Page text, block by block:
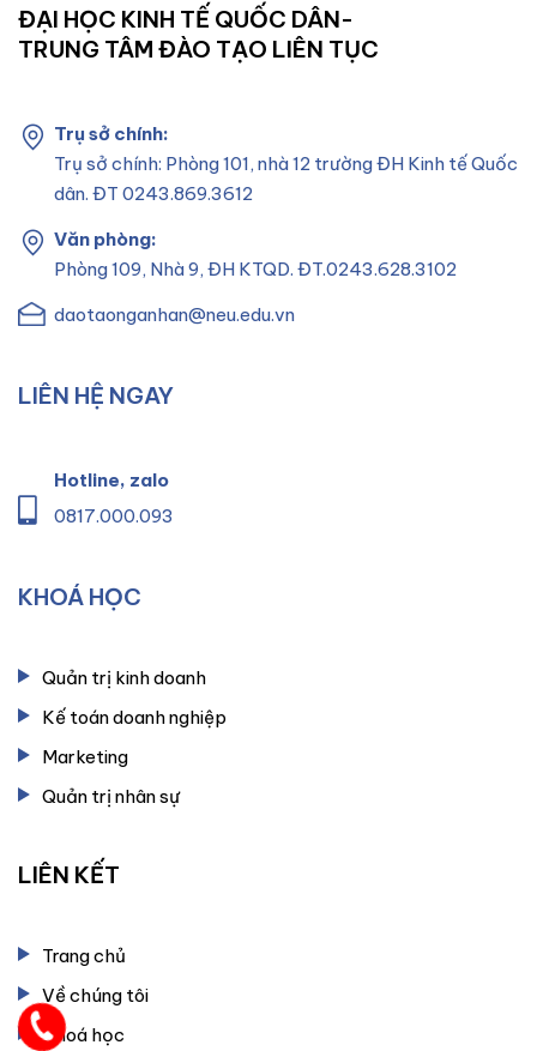
ĐẠI HỌC KINH TẾ QUỐC DÂN-
TRUNG TÂM ĐÀO TẠO LIÊN TỤC
Trụ sở chính:
Trụ sở chính: Phòng 101, nhà 12 trường ĐH Kinh tế Quốc
dân. ĐT 0243.869.3612
Văn phòng:
Phòng 109, Nhà 9, ĐH KTQD. ĐT.0243.628.3102
daotaonganhan@neu.edu.vn
LIÊN HỆ NGAY
Hotline, zalo
0817.000.093
KHOÁ HỌC
Quản trị kinh doanh
Kế toán doanh nghiệp
Marketing
Quản trị nhân sự
LIÊN KẾT
Trang chủ
Về chúng tôi
Khoá học